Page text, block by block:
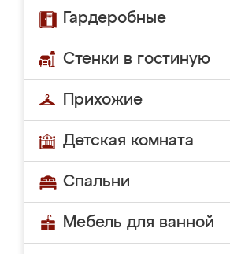
Гардеробные
Стенки в гостиную
Прихожие
Детская комната
Спальни
Мебель для ванной